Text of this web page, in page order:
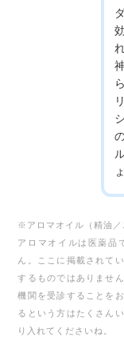
※アロマオイル（精油／
アロマオイルは医薬品
ん。
ここに掲載されて
するものではありませ
機関を受診することを
るという方はたくさん
り入れてくださいね。